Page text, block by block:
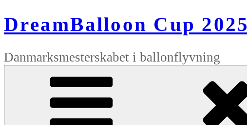
til
indhold
DreamBalloon Cup 2025
Danmarksmesterskabet i ballonflyvning